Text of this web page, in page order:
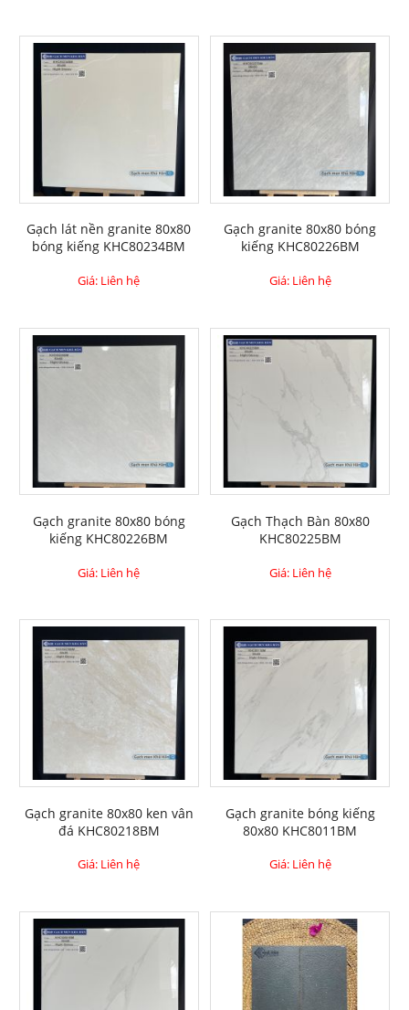
Gạch lát nền granite 80x80
bóng kiếng KHC80234BM
Giá: Liên hệ
Gạch granite 80x80 bóng
kiếng KHC80226BM
Giá: Liên hệ
Gạch granite 80x80 bóng
kiếng KHC80226BM
Giá: Liên hệ
Gạch Thạch Bàn 80x80
KHC80225BM
Giá: Liên hệ
Gạch granite 80x80 ken vân
đá KHC80218BM
Giá: Liên hệ
Gạch granite bóng kiếng
80x80 KHC8011BM
Giá: Liên hệ